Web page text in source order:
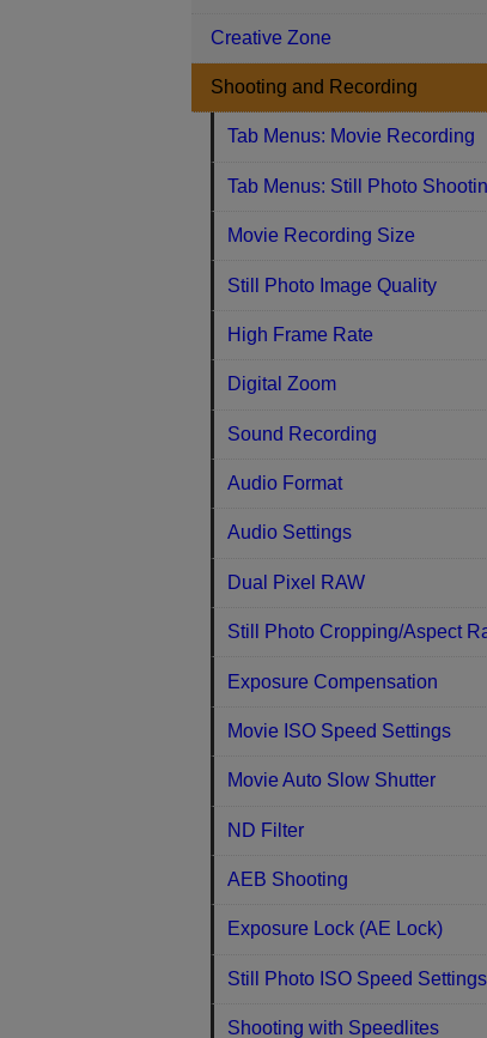
Creative Zone
Shooting and Recording
Tab Menus: Movie Recording
Tab Menus: Still Photo
Movie Recording Size
Still Photo Image Quality
High Frame Rate
Digital Zoom
Sound Recording
Audio Format
Audio Settings
Dual Pixel RAW
Still Photo Cropping/Aspect
Exposure Compensation
Movie ISO Speed Settings
Movie Auto Slow Shutter
ND Filter
AEB Shooting
Exposure Lock (AE Lock)
Still Photo ISO Speed Settings
Shooting with Speedlites